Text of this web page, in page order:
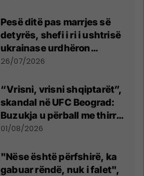
Pesë ditë pas marrjes së
detyrës, shefi i ri i ushtrisë
ukrainase urdhëron
kontroll të madh
26/07/2026
“Vrisni, vrisni shqiptarët”,
skandal në UFC Beograd:
Buzukja u përball me thirrje
anti-shqiptare nga
01/08/2026
"Nëse është përfshirë, ka
gabuar rëndë, nuk i falet",